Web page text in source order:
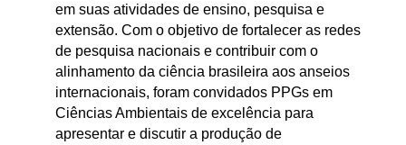
em suas atividades de ensino, pesquisa e
extensão. Com o objetivo de fortalecer as redes
de pesquisa nacionais e contribuir com o
alinhamento da ciência brasileira aos anseios
internacionais, foram convidados PPGs em
Ciências Ambientais de excelência para
apresentar e discutir a produção de